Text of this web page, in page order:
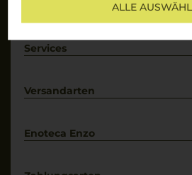
ALLE
Weißwein
Services
Kontakt
Versandarten
Enoteca Enzo